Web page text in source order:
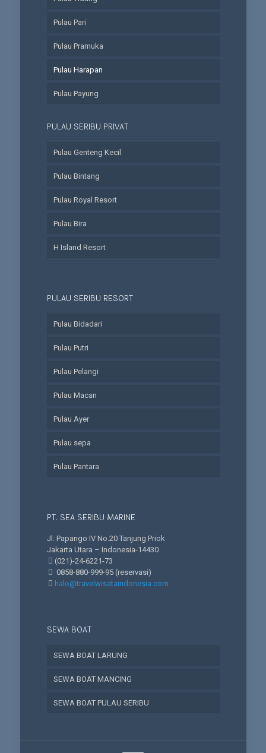
Pulau Pari
Pulau Pramuka
Pulau Harapan
Pulau Payung
PULAU SERIBU PRIVAT
Pulau Genteng Kecil
Pulau Bintang
Pulau Royal Resort
Pulau Bira
H Island Resort
PULAU SERIBU RESORT
Pulau Bidadari
Pulau Putri
Pulau Pelangi
Pulau Macan
Pulau Ayer
Pulau sepa
Pulau Pantara
PT. SEA SERIBU MARINE
Jl. Papango IV No.20 Tanjung Priok
Jakarta Utara – Indonesia-14430
(021)-24-6221-73
0858-880-999-95(reservasi)
halo@travelwisataindonesia.com
SEWA BOAT
SEWA BOAT LARUNG
SEWA BOAT MANCING
SEWA BOAT PULAU SERIBU